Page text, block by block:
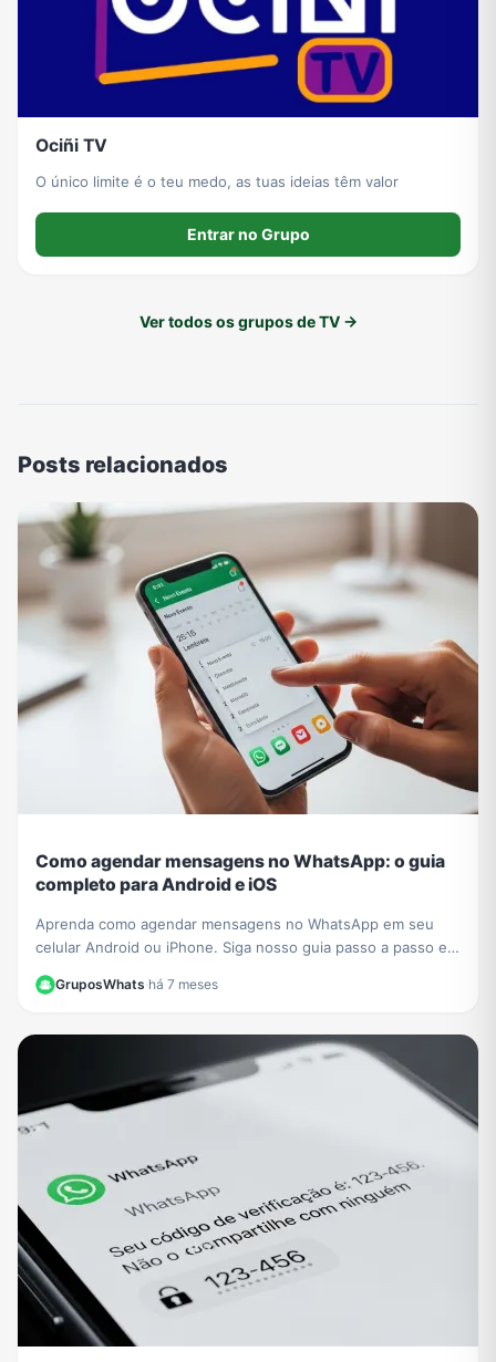
Ociñi TV
O único limite é o teu medo, as tuas ideias têm valor
Entrar no Grupo
Ver todos os grupos de TV →
Posts relacionados
Como agendar mensagens no WhatsApp: o guia
completo para Android e iOS
Aprenda como agendar mensagens no WhatsApp em seu
celular Android ou iPhone. Siga nosso guia passo a passo e
nunca mais se esqueça de um recado importante!
GruposWhats·há 7 meses